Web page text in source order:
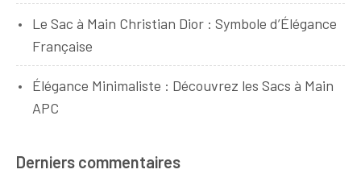
Le Sac à Main Christian Dior : Symbole d’Élégance
Française
Élégance Minimaliste : Découvrez les Sacs à Main
APC
Derniers commentaires